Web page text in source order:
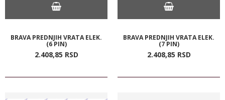
BRAVA PREDNJIH VRATA ELEK.
(6 PIN)
2.408,85 RSD
BRAVA PREDNJIH VRATA ELEK.
(7 PIN)
2.408,85 RSD